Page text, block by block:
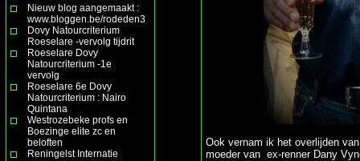
Nieuw blog aangemaakt :
www.bloggen.be/rodeden3
Dovy Natourcriterium
Roeselare -vervolg tijdrit
Roeselare Dovy
Natourcriterium -1e
vervolg
Roeselare 6e Dovy
Natourcriterium : Nairo
Quintana
Westrozebeke profs en
Boezinge elite zc en
beloften
Reningelst Internatie
Ook vernam ik het overlijden
moeder van ex-renner Dany